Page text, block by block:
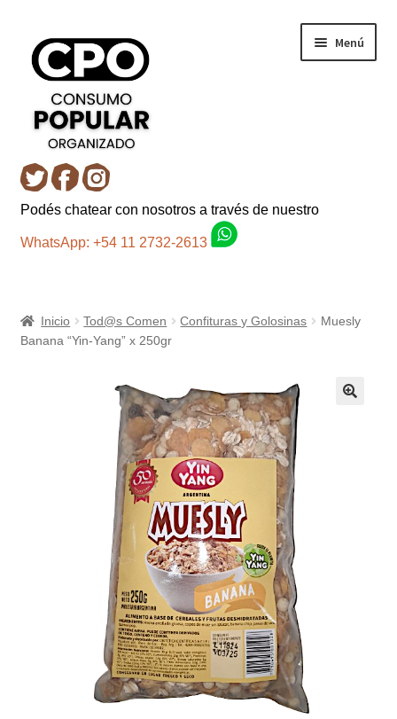
navegación
contenido
Menú
Inicio
Carro
Fondo AC
Preguntas Frecuentes
Receso de verano
Retirando en Roca Negra
Sobre el Portal
Sugerencias y consultas
Cómo Comprar?
Podés chatear con nosotros a través de nuestro
WhatsApp: +54 11 2732-2613
Inicio Tod@s Comen Confituras y Golosinas
Muesly
Banana “Yin-Yang” x 250gr